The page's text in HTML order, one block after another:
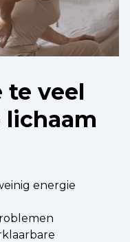
te veel
energie